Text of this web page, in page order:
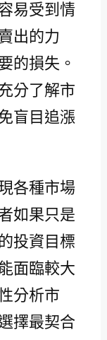
易受到情
出的力
的損失。
分了解市
盲目追漲
各種市場
如果只是
投資目標
面臨較大
分析市
擇最契合